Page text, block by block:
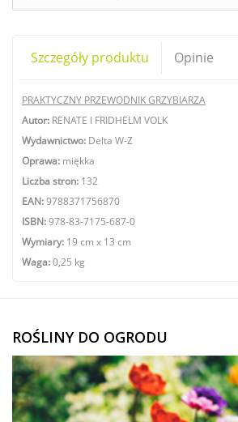
Szczegóły produktu Opinie
PRAKTYCZNY PRZEWODNIK GRZYBIARZA
Autor: RENATE I FRIDHELM VOLK
Wydawnictwo: Delta W-Z
Oprawa: miękka
Liczba stron: 132
EAN:9788371756870
ISBN:978-83-7175-687-0
Wymiary: 19 cm x 13 cm
Waga:0,25 kg
ROŚLINY DO OGRODU